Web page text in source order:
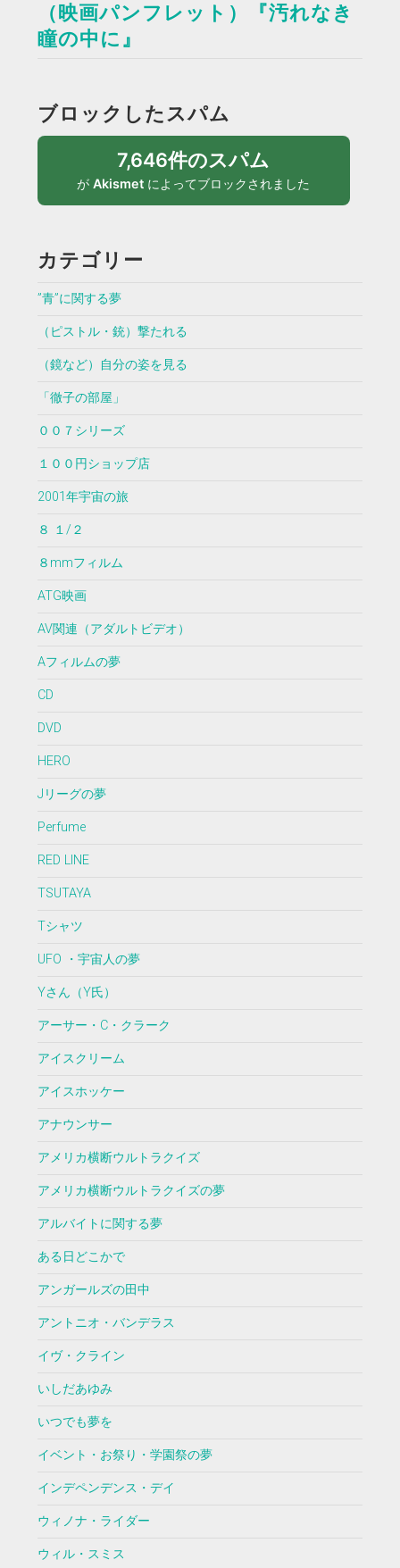
（映画パンフレット）『汚れなき
瞳の中に』
ブロックしたスパム
7,646件のスパム
がAkismet によってブロックされました
カテゴリー
”青”に関する夢
（ピストル・銃）撃たれる
（鏡など）自分の姿を見る
「徹子の部屋」
００７シリーズ
１００円ショップ店
2001年宇宙の旅
８ １/２
８mmフィルム
ATG映画
AV関連（アダルトビデオ）
Aフィルムの夢
CD
DVD
HERO
Jリーグの夢
Perfume
RED LINE
TSUTAYA
Tシャツ
UFO ・宇宙人の夢
Yさん（Y氏）
アーサー・C・クラーク
アイスクリーム
アイスホッケー
アナウンサー
アメリカ横断ウルトラクイズ
アメリカ横断ウルトラクイズの夢
アルバイトに関する夢
ある日どこかで
アンガールズの田中
アントニオ・バンデラス
イヴ・クライン
いしだあゆみ
いつでも夢を
イベント・お祭り・学園祭の夢
インデペンデンス・デイ
ウィノナ・ライダー
ウィル・スミス